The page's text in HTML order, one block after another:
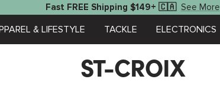
Fast FREE Shipping $149+ 🇨🇦 See More
& LIFESTYLE TACKLE ELECTRONICS
ST-CROIX